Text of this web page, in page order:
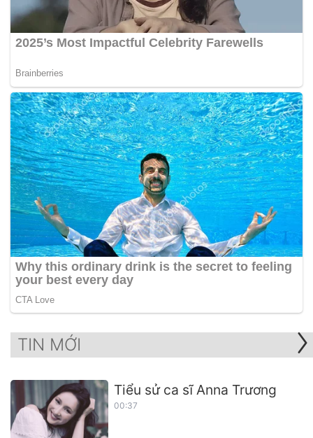
TIN MỚI
Tiểu sử ca sĩ Anna Trương
00:37